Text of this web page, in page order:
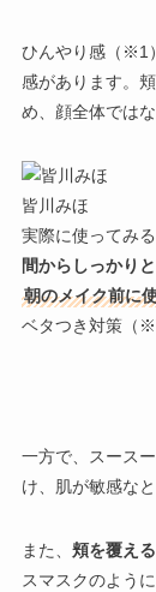
ひんやり感（※1
感があります。
め、顔全体では
皆川みほ
実際に使ってみ
間からしっかり
朝のメイク前に
ベタつき対策（
一方で、 スース
け、肌が敏感な
また、 頬を覆え
スマスクのよう